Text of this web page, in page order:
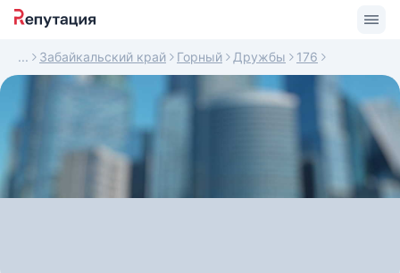
Забайкальский край Горный Дружбы 176